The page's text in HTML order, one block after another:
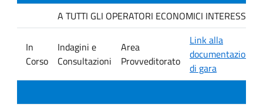
A TUTTI GLI OPERATORI ECONOMICI
In
Corso
Indagini e
Consultazioni
Area
Provveditorato
Link alla
documentazione
di gara